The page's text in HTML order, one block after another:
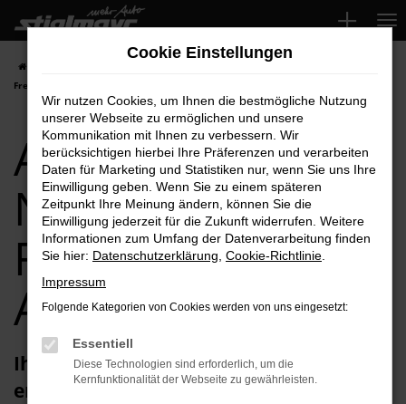
Zum
Hauptinhalt
springen
Freising Top-Angebote
Audi RS Q8
Neuwagen für
Freising Top-
Angebote
Ihren Audi RS Q8 Neuwagen für Freising
erhalten Sie im Autohaus Stiglmayr
Cookie Einstellungen
Wir nutzen Cookies, um Ihnen die bestmögliche Nutzung
unserer Webseite zu ermöglichen und unsere
Kommunikation mit Ihnen zu verbessern. Wir
berücksichtigen hierbei Ihre Präferenzen und verarbeiten
Daten für Marketing und Statistiken nur, wenn Sie uns Ihre
Einwilligung geben. Wenn Sie zu einem späteren
Zeitpunkt Ihre Meinung ändern, können Sie die
Einwilligung jederzeit für die Zukunft widerrufen. Weitere
Informationen zum Umfang der Datenverarbeitung finden
Sie hier: Datenschutzerklärung Cookie-Richtlinie
Impressum
Folgende Kategorien von Cookies werden von uns eingesetzt:
Essentiell
Diese Technologien sind erforderlich, um die
Kernfunktionalität der Webseite zu gewährleisten.